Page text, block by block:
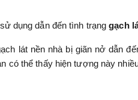
dụng dẫn đến tình trạnggạch
lát nền nhà bị giãn nở dẫn
có thể thấy hiện tượng này